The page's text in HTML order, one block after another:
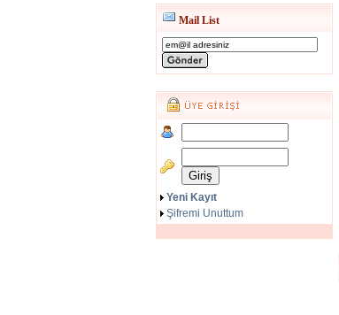
Mail List
Yeni Kayıt
Şifremi Unuttum